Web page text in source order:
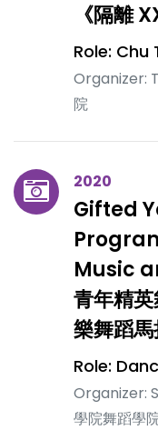
《隔離
Role: Chu
Organizer:
院
2020
Gifted
Music
青年精
樂舞蹈馬
Role:
Organizer:
學院舞蹈學